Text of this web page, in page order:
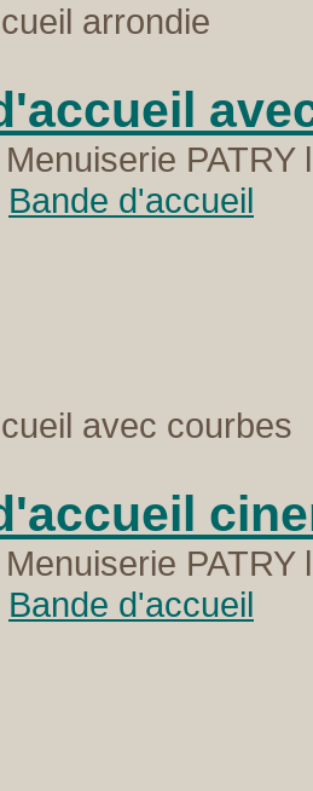
arrondie
Bande d'accueil
avec courbes
Bande d'accueil